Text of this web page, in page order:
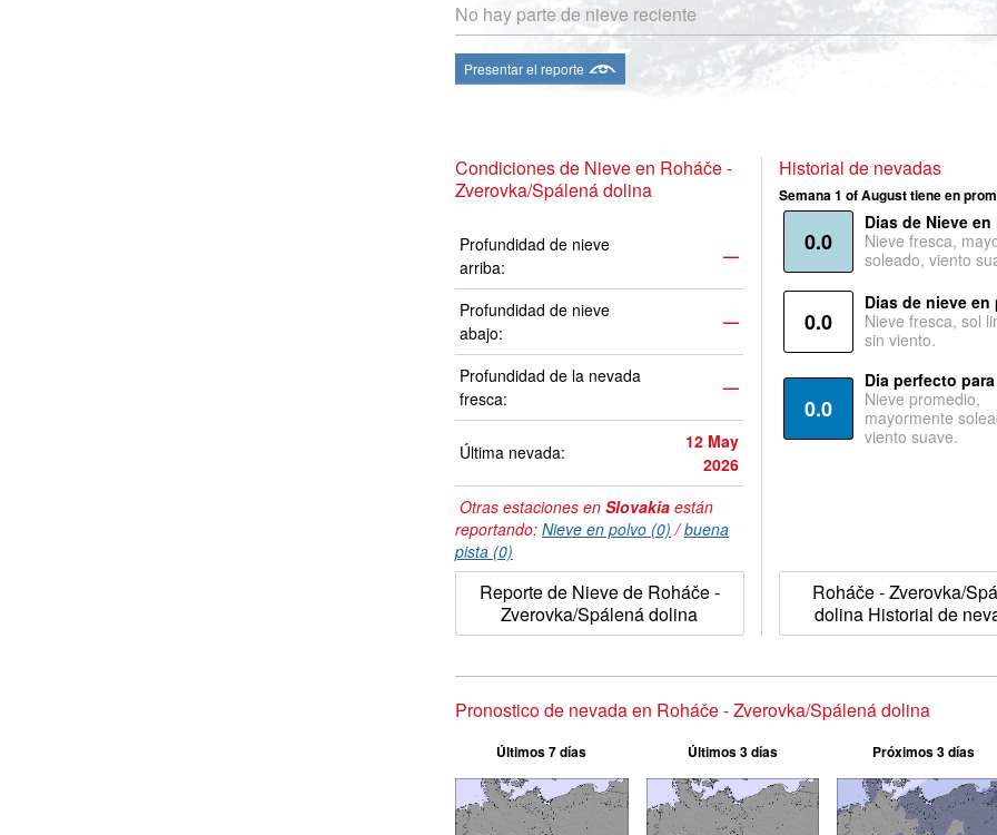
No hay parte de nieve reciente
Presentar el reporte
Condiciones de Nieve en Roháče -
Zverovka/Spálená dolina
Profundidad de nieve
arriba:
—
Profundidad de nieve
abajo:
—
Profundidad de la nevada
fresca:
—
Última nevada:
12 May
2026
Otras estaciones en Slovakia están
reportando: Nieve en polvo (0) /buena
pista (0)
Reporte de Nieve de Roháče -
Zverovka/Spálená dolina
Historial de nevadas
Semana 1 of August tiene en
0.0
Dias de Nieve en
Nieve fresca,
soleado, viento
0.0
Dias de nieve en
Nieve fresca, sol
sin viento.
0.0
Dia perfecto
Nieve promedio,
mayormente
viento suave.
Roháče - Zverovka/
dolina Historial de
Pronostico de nevada en Roháče - Zverovka/Spálená dolina
Últimos 7 días Últimos 3 días Próximos 3 días